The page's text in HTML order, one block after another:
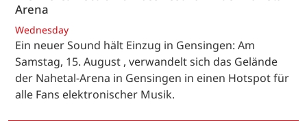
Arena
Wednesday
Ein neuer Sound hält Einzug in Gensingen: Am
Samstag, 15. August , verwandelt sich das Gelände
der Nahetal-Arena in Gensingen in einen Hotspot für
alle Fans elektronischer Musik.